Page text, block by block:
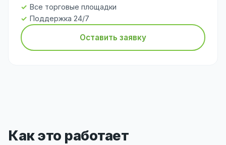
Все торговые площадки
Поддержка 24/7
Оставить заявку
Как это работает